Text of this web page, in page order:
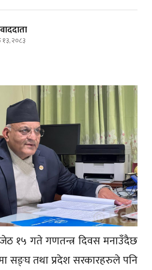
२०८३
१५ गते गणतन्त्र दिवस मनाउँदैछ
सङ्घ तथा प्रदेश सरकारहरुले पनि